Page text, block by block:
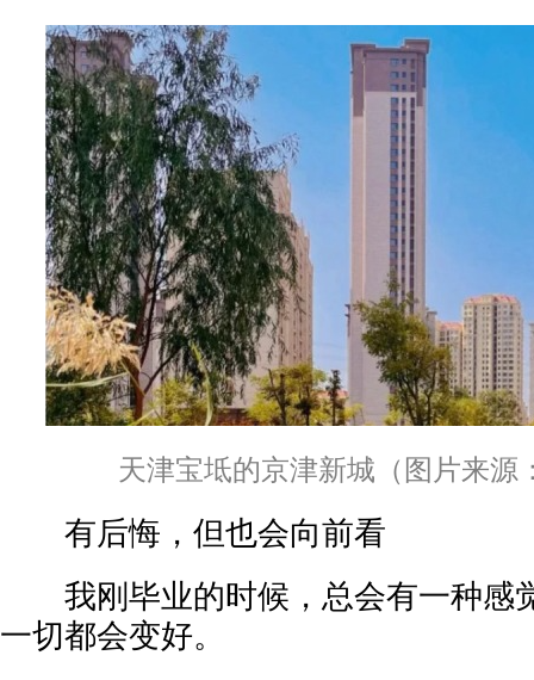
天津宝坻的京津新城（图片来源
有后悔，但也会向前看
我刚毕业的时候，总会有一种感
一切都会变好。